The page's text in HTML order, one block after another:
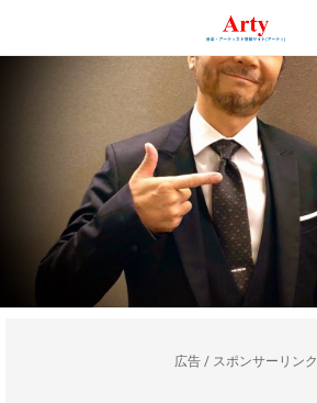
広告 / スポンサーリンク